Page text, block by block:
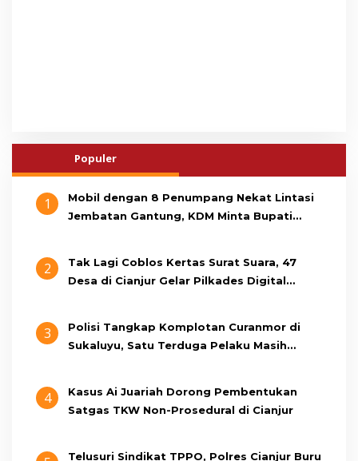
Populer
1
Mobil dengan 8 Penumpang Nekat Lintasi
Jembatan Gantung, KDM Minta Bupati
2
Tak Lagi Coblos Kertas Surat Suara, 47
Desa di Cianjur Gelar Pilkades Digital
3
Polisi Tangkap Komplotan Curanmor di
Sukaluyu, Satu Terduga Pelaku Masih
4
Kasus Ai Juariah Dorong Pembentukan
Satgas TKW Non-Prosedural di Cianjur
Telusuri Sindikat TPPO, Polres Cianjur Buru